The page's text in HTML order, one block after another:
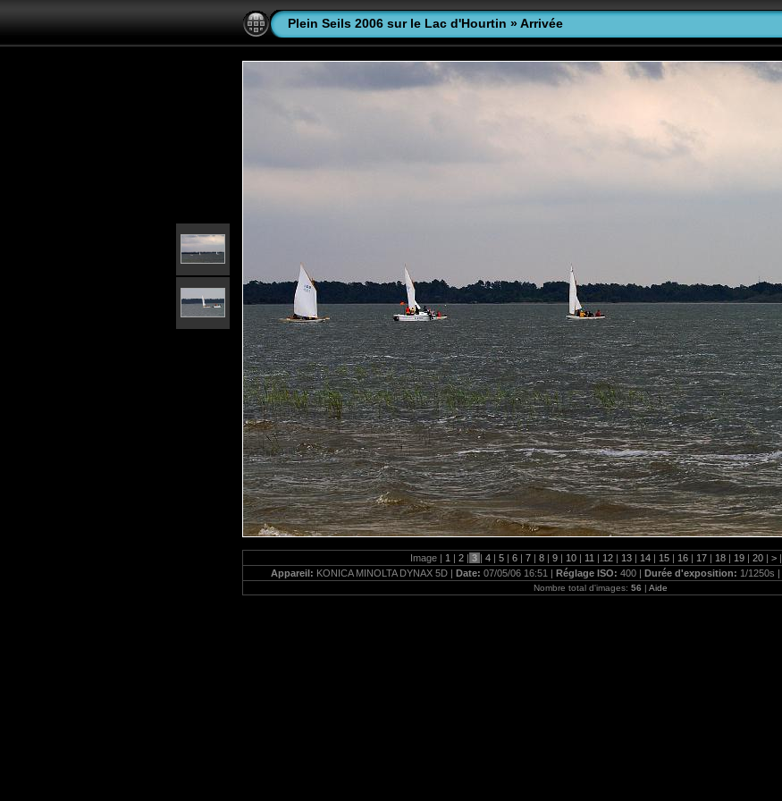
Plein Seils 2006 sur le Lac d'Hourtin »Arrivée
Image | 1 | 2 | 3 | 4 | 5 | 6 | 7 | 8 | 9 | 10 | 11 | 12 | 13 | 14 | 15 | 16 | 17 | 18 | 19 | 20 | > |
Appareil: KONICA MINOLTA DYNAX 5D | Date: 07/05/06 16:51 | Réglage ISO: 400 | Durée d'exposition: 1/1250s |
Nombre total d'images: 56 | Aide